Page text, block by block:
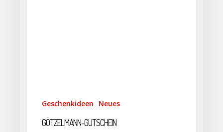
Geschenkideen Neues
GÖTZELMANN-GUTSCHEIN